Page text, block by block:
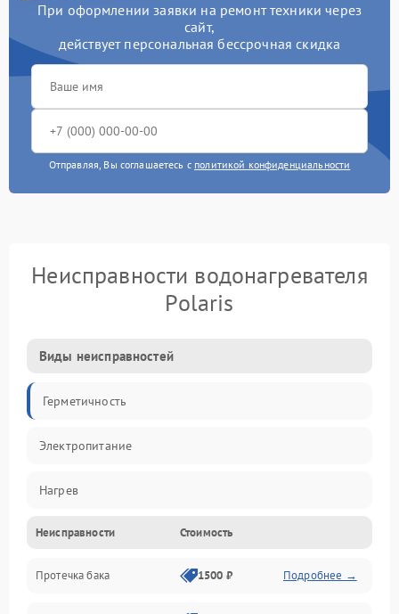
При оформлении заявки на ремонт техники через
сайт,
действует персональная бессрочная скидка
Отправляя, Вы соглашаетесь с политикой конфиденциальности
Неисправности водонагревателя
Polaris
Виды неисправностей
Герметичность
Электропитание
Нагрев
Датчики
Механика
Неисправности Стоимость
Протечка бака 1500 ₽ Подробнее →